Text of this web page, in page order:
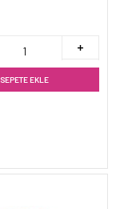
SEPETE EKLE